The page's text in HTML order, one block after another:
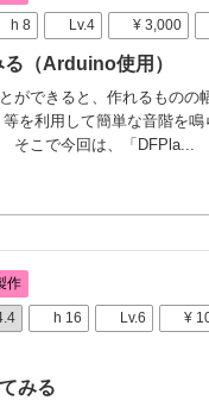
h 8 Lv.4 ¥ 3,000
（Arduino使用）
できると、作れるものの
を利用して簡単な音階を鳴
そこで今回は、「DFPla...
作
h 16 Lv.6 ¥
みる